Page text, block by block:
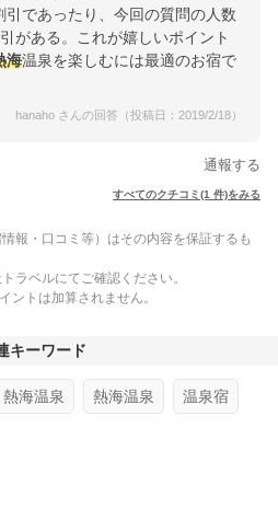
であったり、今回の質問の人数
がある。これが嬉しいポイント
海温泉を楽しむには最適のお宿で
hanaho さんの回答（投稿日：2019/2/18）
通報する
すべてのクチコミ(1 件)をみる
報・口コミ等）はその内容を保証するも
ラベルにてご確認ください。
ントは加算されません。
キーワード
熱海温泉 熱海温泉 温泉宿